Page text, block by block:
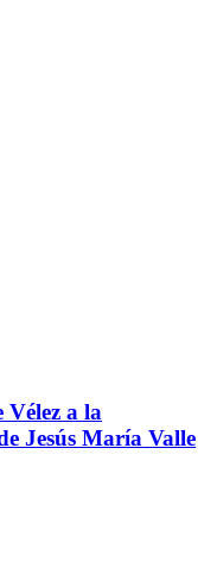
a la
Jesús María Valle